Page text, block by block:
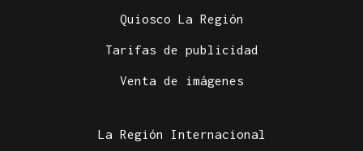
Quiosco La Región
Tarifas de publicidad
Venta de imágenes
La Región Internacional